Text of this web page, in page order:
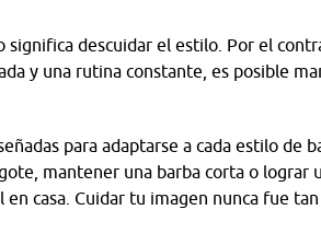
significa descuidar el estilo. Por el
y una rutina constante, es posible
para adaptarse a cada estilo de
mantener una barba corta o lograr
casa. Cuidar tu imagen nunca fue